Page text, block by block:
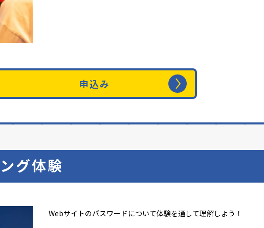
申込み
グ体験
Webサイトのパスワードについて体験を通して理解しよう！